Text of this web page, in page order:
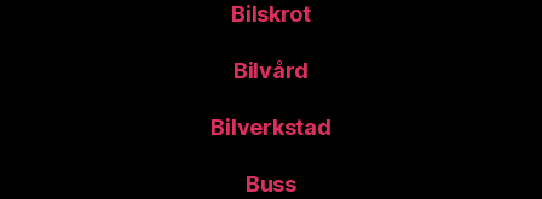
Bilskrot
Bilvård
Bilverkstad
Buss